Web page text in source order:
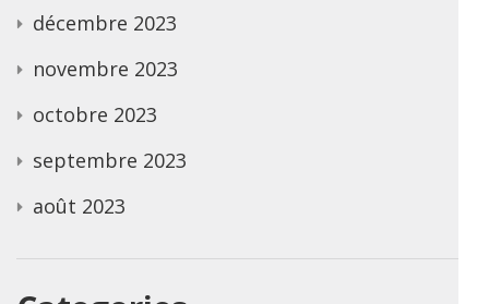
décembre 2023
novembre 2023
octobre 2023
septembre 2023
août 2023